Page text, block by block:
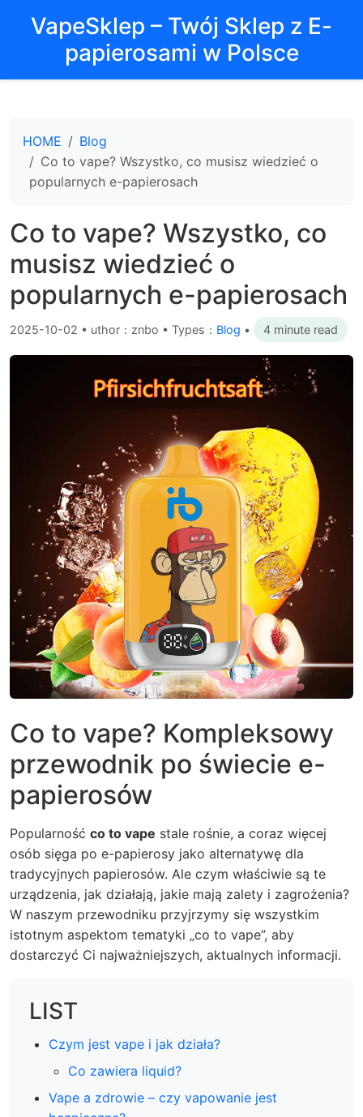
VapeSklep – Twój Sklep z E-
papierosami w Polsce
HOME
Blog
Co to vape? Wszystko, co musisz wiedzieć o
popularnych e-papierosach
Co to vape? Wszystko, co
musisz wiedzieć o
popularnych e-papierosach
2025-10-02 • uthor：znbo • Types： Blog • 4 minute read
Co to vape? Kompleksowy
przewodnik po świecie e-
papierosów
Popularność co to vape stale rośnie, a coraz więcej
osób sięga po e-papierosy jako alternatywę dla
tradycyjnych papierosów. Ale czym właściwie są te
urządzenia, jak działają, jakie mają zalety i zagrożenia?
W naszym przewodniku przyjrzymy się wszystkim
istotnym aspektom tematyki „co to vape”, aby
dostarczyć Ci najważniejszych, aktualnych informacji.
LIST
Czym jest vape i jak działa?
Co zawiera liquid?
Vape a zdrowie – czy vapowanie jest